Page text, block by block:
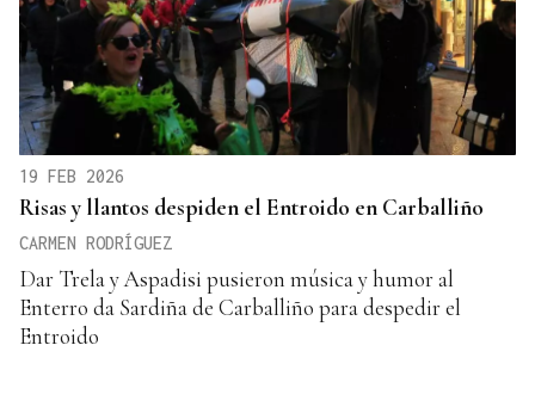
19 FEB 2026
Risas y llantos despiden el Entroido en Carballiño
CARMEN RODRÍGUEZ
Dar Trela y Aspadisi pusieron música y humor al
Enterro da Sardiña de Carballiño para despedir el
Entroido